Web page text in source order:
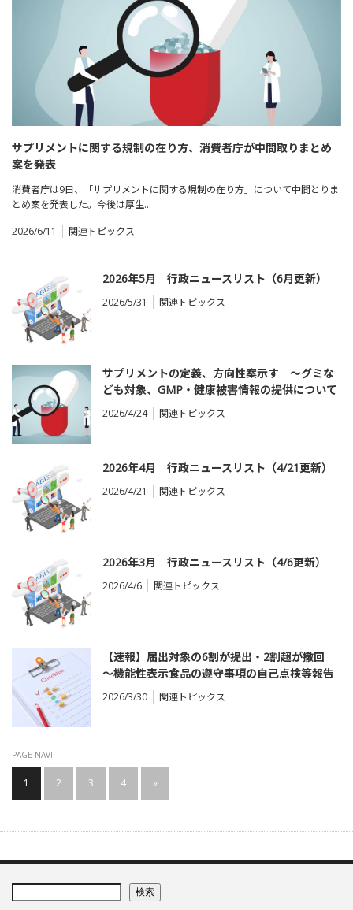
サプリメントに関する規制の在り方、消費者庁が中間取りまとめ
案を発表
消費者庁は9日、「サプリメントに関する規制の在り方」について中間とりま
とめ案を発表した。今後は厚生…
2026/6/11
関連トピックス
2026年5月 行政ニュースリスト（6月更新）
2026/5/31 関連トピックス
サプリメントの定義、方向性案示す ～グミな
ども対象、GMP・健康被害情報の提供について
要件拡大を検討
2026/4/24 関連トピックス
2026年4月 行政ニュースリスト（4/21更新）
2026/4/21 関連トピックス
2026年3月 行政ニュースリスト（4/6更新）
2026/4/6 関連トピックス
【速報】届出対象の6割が提出・2割超が撤回
～機能性表示食品の遵守事項の自己点検等報告
の届出状況
2026/3/30 関連トピックス
PAGE NAVI
1 2 3 4 »
検索